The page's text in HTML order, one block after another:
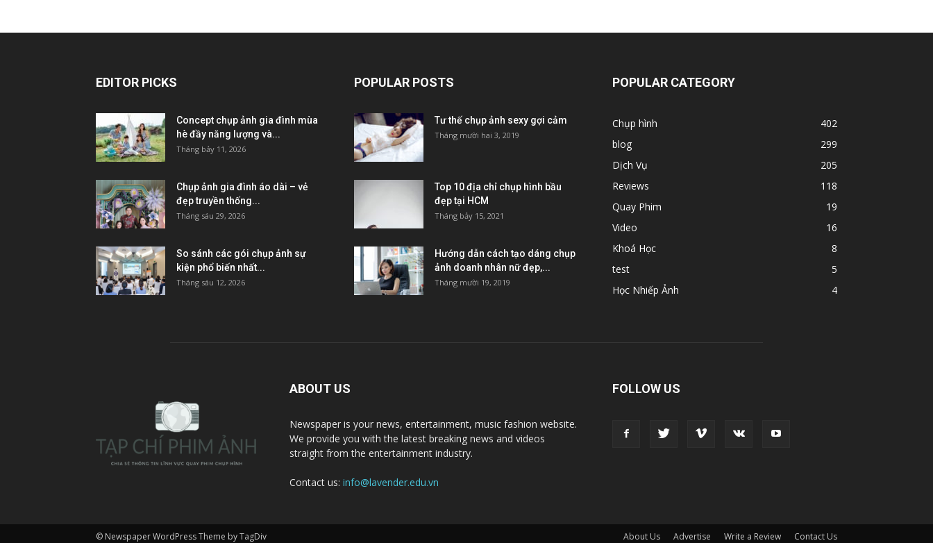
EDITOR PICKS
Concept chụp ảnh gia đình mùa
hè đầy năng lượng và...
Tháng bảy 11, 2026
Chụp ảnh gia đình áo dài – vẻ
đẹp truyền thống...
Tháng sáu 29, 2026
So sánh các gói chụp ảnh sự
kiện phổ biến nhất...
Tháng sáu 12, 2026
POPULAR POSTS
Tư thế chụp ảnh sexy gợi cảm
Tháng mười hai 3, 2019
Top 10 địa chỉ chụp hình bầu
đẹp tại HCM
Tháng bảy 15, 2021
Hướng dẫn cách tạo dáng chụp
ảnh doanh nhân nữ đẹp,...
Tháng mười 19, 2019
POPULAR CATEGORY
Chụp hình
402
blog
299
Dịch Vụ
205
Reviews
118
Quay Phim
19
Video
16
Khoá Học
8
test
5
Học Nhiếp Ảnh
4
ABOUT US
Newspaper is your news, entertainment, music fashion website.
We provide you with the latest breaking news and videos
straight from the entertainment industry.
Contact us: info@lavender.edu.vn
FOLLOW US
About Us Advertise Write a Review Contact Us
© Newspaper WordPress Theme by TagDiv